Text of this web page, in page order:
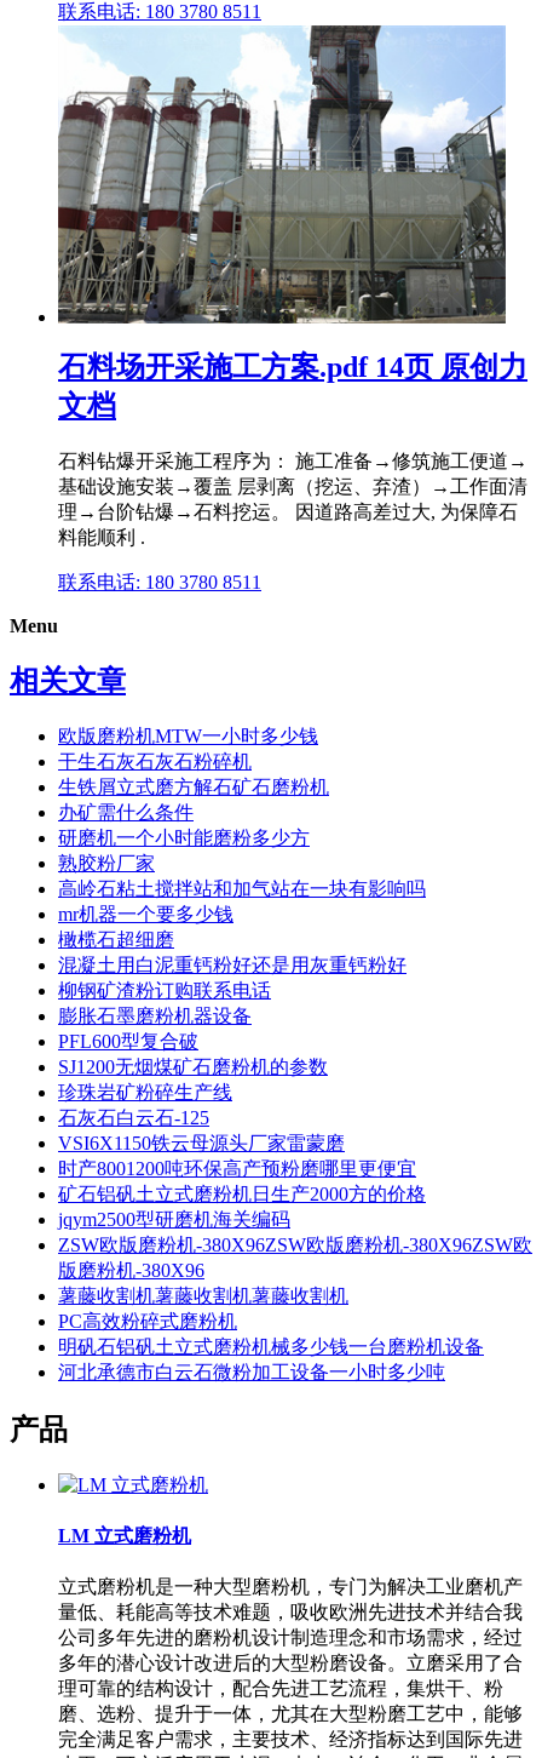
联系电话: 180 3780 8511
石料场开采施工方案.pdf 14页 原创力
文档
石料钻爆开采施工程序为： 施工准备→修筑施工便道→
基础设施安装→覆盖 层剥离（挖运、弃渣）→工作面清
理→台阶钻爆→石料挖运。 因道路高差过大, 为保障石
料能顺利 .
联系电话: 180 3780 8511
Menu
相关文章
欧版磨粉机MTW一小时多少钱
干生石灰石灰石粉碎机
生铁屑立式磨方解石矿石磨粉机
办矿需什么条件
研磨机一个小时能磨粉多少方
熟胶粉厂家
高岭石粘土搅拌站和加气站在一块有影响吗
mr机器一个要多少钱
橄榄石超细磨
混凝土用白泥重钙粉好还是用灰重钙粉好
柳钢矿渣粉订购联系电话
膨胀石墨磨粉机器设备
PFL600型复合破
SJ1200无烟煤矿石磨粉机的参数
珍珠岩矿粉碎生产线
石灰石白云石-125
VSI6X1150铁云母源头厂家雷蒙磨
时产8001200吨环保高产预粉磨哪里更便宜
矿石铝矾土立式磨粉机日生产2000方的价格
jqym2500型研磨机海关编码
ZSW欧版磨粉机-380X96ZSW欧版磨粉机-380X96ZSW欧
版磨粉机-380X96
薯藤收割机薯藤收割机薯藤收割机
PC高效粉碎式磨粉机
明矾石铝矾土立式磨粉机械多少钱一台磨粉机设备
河北承德市白云石微粉加工设备一小时多少吨
产品
LM 立式磨粉机
立式磨粉机是一种大型磨粉机，专门为解决工业磨机产
量低、耗能高等技术难题，吸收欧洲先进技术并结合我
公司多年先进的磨粉机设计制造理念和市场需求，经过
多年的潜心设计改进后的大型粉磨设备。立磨采用了合
理可靠的结构设计，配合先进工艺流程，集烘干、粉
磨、选粉、提升于一体，尤其在大型粉磨工艺中，能够
完全满足客户需求，主要技术、经济指标达到国际先进